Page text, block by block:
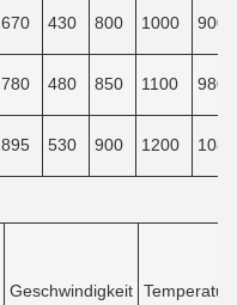
670 430 800 1000 900
780 480 850 1100 980
895 530 900 1200 1080
Geschwindigkeit Temperatur